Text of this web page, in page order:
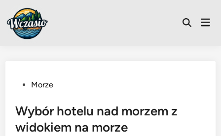
content
Open
PostedMorze
Wybór hotelu nad morzem z
widokiem na morze